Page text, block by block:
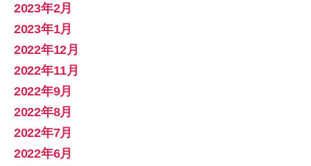
2023年2月
2023年1月
2022年12月
2022年11月
2022年9月
2022年8月
2022年7月
2022年6月